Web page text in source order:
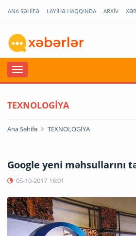
ANA SƏHİFƏ LAYİHƏ HAQQINDA ARXİV
TEXNOLOGİYA
Ana Səhifə TEXNOLOGİYA
Google yeni məhsullarını
05-10-2017 16:01